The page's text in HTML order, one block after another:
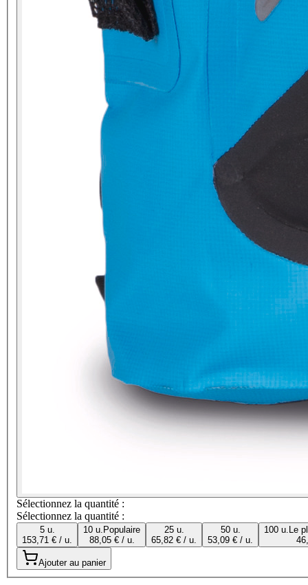
Sélectionnez la quantité :
Sélectionnez la quantité :
5 u.
153,71 € / u.
10 u. Populaire
88,05 € / u.
25 u.
65,82 € / u.
50 u.
53,09 € / u.
100 u. Le
Ajouter au panier